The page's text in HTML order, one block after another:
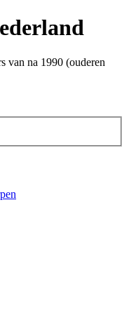
van na 1990 (ouderen